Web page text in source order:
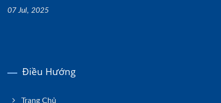
07 Jul, 2025
Điều Hướng
Trang Chủ